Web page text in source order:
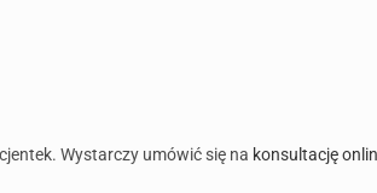
Wystarczy umówić się na konsultację